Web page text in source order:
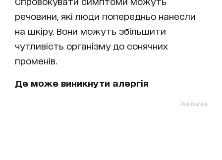
речовини, які люди попередньо нанесли
на шкіру. Вони можуть збільшити
чутливість організму до сонячних
променів.
Де може виникнути алергія
Реклама